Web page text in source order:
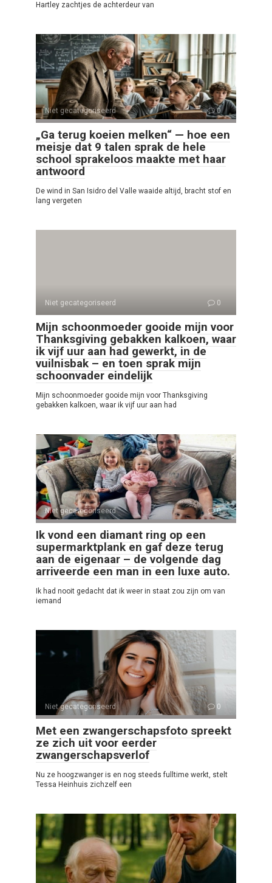
Hartley zachtjes de achterdeur van
Niet gecategoriseerd 0
„Ga terug koeien melken“ — hoe een
meisje dat 9 talen sprak de hele
school sprakeloos maakte met haar
antwoord
De wind in San Isidro del Valle waaide altijd, bracht stof en
lang vergeten
Niet gecategoriseerd 0
Mijn schoonmoeder gooide mijn voor
Thanksgiving gebakken kalkoen, waar
ik vijf uur aan had gewerkt, in de
vuilnisbak – en toen sprak mijn
schoonvader eindelijk
Mijn schoonmoeder gooide mijn voor Thanksgiving
gebakken kalkoen, waar ik vijf uur aan had
Niet gecategoriseerd 0
Ik vond een diamant ring op een
supermarktplank en gaf deze terug
aan de eigenaar – de volgende dag
arriveerde een man in een luxe auto.
Ik had nooit gedacht dat ik weer in staat zou zijn om van
iemand
Niet gecategoriseerd 0
Met een zwangerschapsfoto spreekt
ze zich uit voor eerder
zwangerschapsverlof
Nu ze hoogzwanger is en nog steeds fulltime werkt, stelt
Tessa Heinhuis zichzelf een